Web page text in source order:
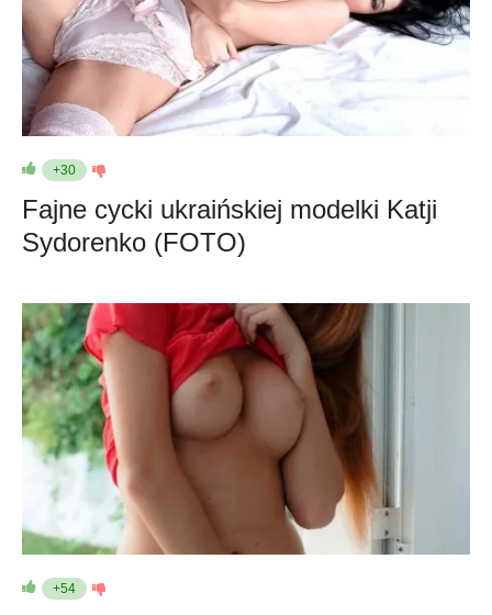
+30
Fajne cycki ukraińskiej modelki Katji
Sydorenko (FOTO)
+54